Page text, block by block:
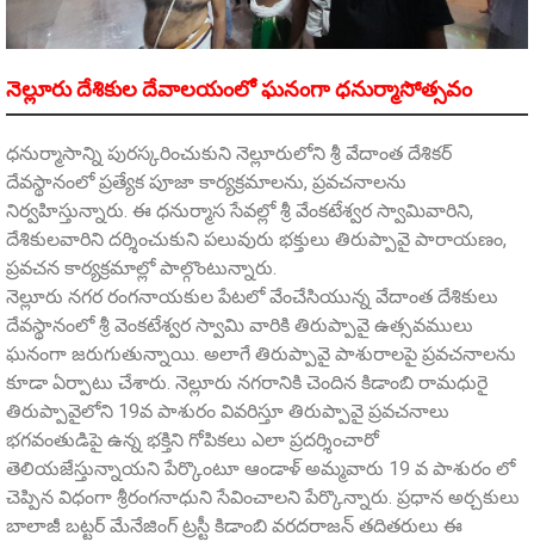
నెల్లూరు దేశికుల దేవాలయంలో ఘనంగా ధనుర్మాసోత్సవం
ధనుర్మాసాన్ని పురస్కరించుకుని నెల్లూరులోని శ్రీ వేదాంత దేశికర్‌
దేవస్థానంలో ప్రత్యేక పూజా కార్యక్రమాలను, ప్రవచనాలను
నిర్వహిస్తున్నారు. ఈ ధనుర్మాస సేవల్లో శ్రీ వేంకటేశ్వర స్వామివారిని,
దేశికులవారిని దర్శించుకుని పలువురు భక్తులు తిరుప్పావై పారాయణం,
ప్రవచన కార్యక్రమాల్లో పాల్గొంటున్నారు.
నెల్లూరు నగర రంగనాయకుల పేటలో వేంచేసియున్న వేదాంత దేశికులు
దేవస్థానంలో శ్రీ వెంకటేశ్వర స్వామి వారికి తిరుప్పావై ఉత్సవములు
ఘనంగా జరుగుతున్నాయి. అలాగే తిరుప్పావై పాశురాలపై ప్రవచనాలను
కూడా ఏర్పాటు చేశారు. నెల్లూరు నగరానికి చెందిన కిడాంబి రామధురై
తిరుప్పావైలోని 19వ పాశురం వివరిస్తూ తిరుప్పావై ప్రవచనాలు
భగవంతుడిపై ఉన్న భక్తిని గోపికలు ఎలా ప్రదర్శించారో
తెలియజేస్తున్నాయని పేర్కొంటూ ఆండాళ్‌ అమ్మవారు 19 వ పాశురం లో
చెప్పిన విధంగా శ్రీరంగనాధుని సేవించాలని పేర్కొన్నారు. ప్రధాన అర్చకులు
బాలాజీ బట్టర్‌ మేనేజింగ్‌ ట్రస్టీ కిడాంబి వరదరాజన్‌ తదితరులు ఈ